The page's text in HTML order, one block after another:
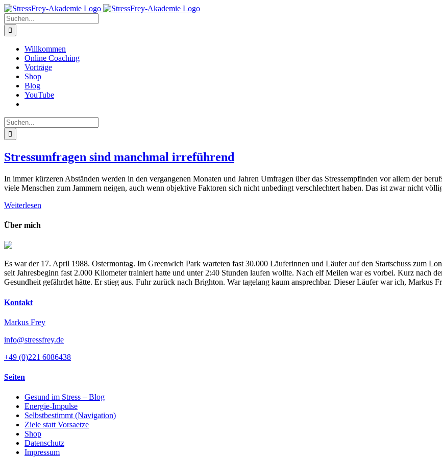
Zum
Inhalt
springen
Suche
nach:
Willkommen
Online Coaching
Vorträge
Shop
Blog
YouTube
Suche
nach:
Stressumfragen sind manchmal irreführend
In immer kürzeren Abständen werden in den vergangenen Monaten und Jahren Umfragen über das Stressempfinden vor allem der
viele Menschen zum Jammern neigen, auch wenn objektive Faktoren sich nicht unbedingt verschlechtert haben. Das ist zwar nicht
Weiterlesen
Über mich
Es war der 17. April 1988. Ostermontag. Im Greenwich Park warteten fast 30.000 Läuferinnen und Läufer auf den Startschuss zum
seit Jahresbeginn fast 2.000 Kilometer trainiert hatte und unter 2:40 Stunden laufen wollte. Nach elf Meilen war es vorbei. Kurz nach
Gesundheit gefährdet hätte. Er stieg aus. Fuhr zurück nach Brighton. War tagelang kaum ansprechbar. Dieser Läufer war ich, Markus
Kontakt
Markus Frey
info@stressfrey.de
+49 (0)221 6086438
Seiten
Gesund im Stress – Blog
Energie-Impulse
Selbstbestimmt (Navigation)
Ziele statt Vorsaetze
Shop
Datenschutz
Impressum